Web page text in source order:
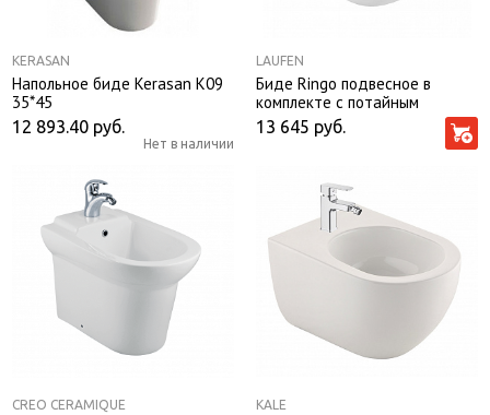
KERASAN
Напольное биде Kerasan K09
35*45
12 893.40 руб.
Нет в наличии
LAUFEN
Биде Ringo подвесное в
комплекте с потайным
креплением для подвесн.
унитаза RNGSLBI01
13 645 руб.
CREO CERAMIQUE KALE